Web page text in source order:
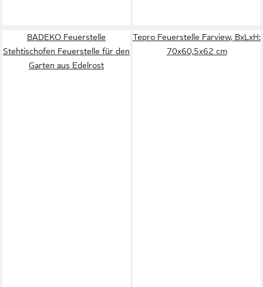
BADEKO Feuerstelle
Stehtischofen Feuerstelle für den
Garten aus Edelrost
Tepro Feuerstelle Farview, BxLxH:
70x60,5x62 cm